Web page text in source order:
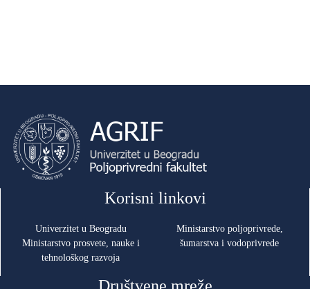
Korisni linkovi
Univerzitet u Beogradu
Ministarstvo prosvete, nauke i
tehnološkog razvoja
Ministarstvo poljoprivrede,
šumarstva i vodoprivrede